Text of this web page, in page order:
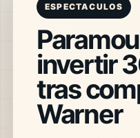
ESPECTACULOS
invertir
tras
Warner